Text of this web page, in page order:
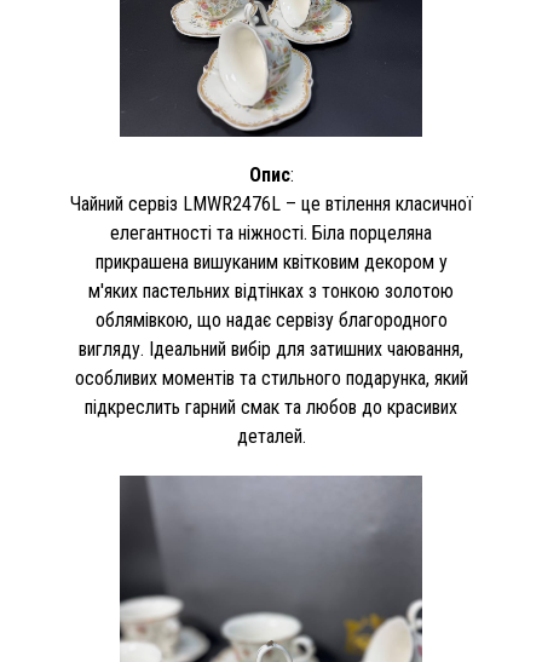
Опис:
Чайний сервіз LMWR2476L – це втілення класичної
елегантності та ніжності. Біла порцеляна
прикрашена вишуканим квітковим декором у
м'яких пастельних відтінках з тонкою золотою
облямівкою, що надає сервізу благородного
вигляду. Ідеальний вибір для затишних чаювання,
особливих моментів та стильного подарунка, який
підкреслить гарний смак та любов до красивих
деталей.